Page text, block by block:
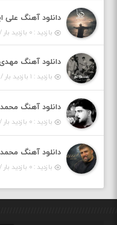
بازدید : ۰ بازدید بار /
بازدید : ۱ بازدید بار /
بازدید : ۰ بازدید بار /
بازدید : ۰ بازدید بار /